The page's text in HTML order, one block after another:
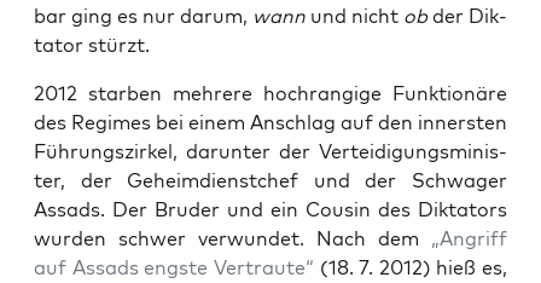
bar ging es nur dar­um, wann und nicht obder Dik­
ta­tor stürzt.
2012 star­ben meh­re­re hoch­ran­gi­ge Funk­tio­nä­re
des Regimes bei einem Anschlag auf den inners­ten
Füh­rungs­zir­kel, dar­un­ter der Ver­tei­di­gungs­mi­nis­
ter, der Geheim­dienst­chef und der Schwa­ger
Assads. Der Bru­der und ein Cou­sin des Dik­ta­tors
wur­den schwer ver­wun­det. Nach dem „Angriff
auf Assads engs­te Ver­trau­te“ (18. 7. 2012) hieß es,